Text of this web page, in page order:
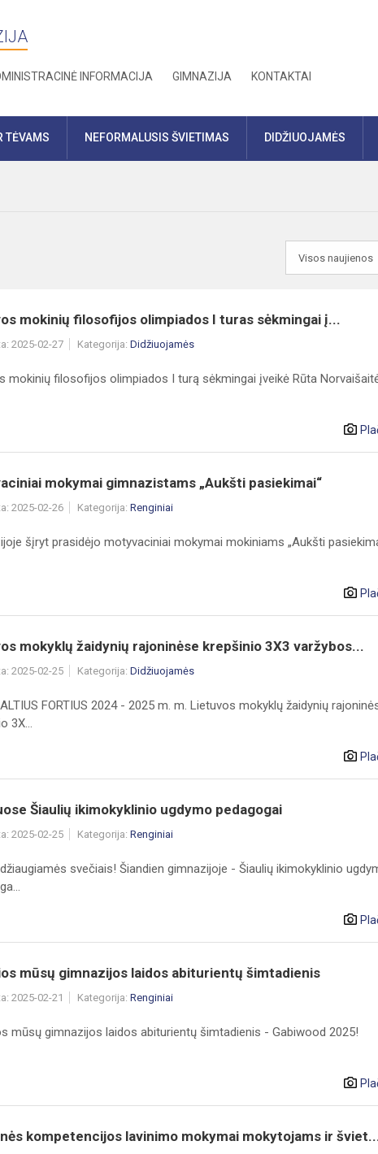
INFORMACIJA GIMNAZIJA KONTAKTAI
TĖVAMS NEFORMALUSIS ŠVIETIMAS DIDŽIUOJAMĖS
mokinių filosofijos olimpiados I turas sėkmingai į...
2025-02-27 Kategorija: Didžiuojamės
mokinių filosofijos olimpiados I turą sėkmingai įveikė Rūta
mokymai gimnazistams „Aukšti pasiekimai“
2025-02-26 Kategorija: Renginiai
šįryt prasidėjo motyvaciniai mokymai mokiniams „Aukšti
mokyklų žaidynių rajoninėse krepšinio 3X3 varžybos...
2025-02-25 Kategorija: Didžiuojamės
FORTIUS 2024 - 2025 m. m. Lietuvos mokyklų žaidynių
3X...
Šiaulių ikimokyklinio ugdymo pedagogai
2025-02-25 Kategorija: Renginiai
svečiais! Šiandien gimnazijoje - Šiaulių ikimokyklinio
mūsų gimnazijos laidos abiturientų šimtadienis
2025-02-21 Kategorija: Renginiai
mūsų gimnazijos laidos abiturientų šimtadienis - Gabiwood 2025!
kompetencijos lavinimo mokymai mokytojams ir